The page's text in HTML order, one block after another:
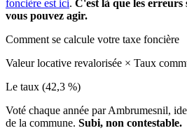
foncière est ici. C'est là que les erreurs
vous pouvez agir.
Comment se calcule votre taxe foncière
Valeur locative revalorisée × Taux
Le taux (42,3 %)
Voté chaque année par Ambrumesnil,
de la commune. Subi, non contestable.